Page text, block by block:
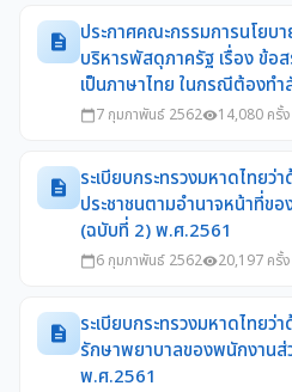
description
ประกาศคณะกรรมการนโยบ
บริหารพัสดุภาครัฐ เรื่อง ข้
เป็นภาษาไทย ในกรณีต้องท
calendar_today7 กุมภาพันธ์ 2562visibility14,080 ครั้ง
description
ระเบียบกระทรวงมหาดไทยว่
ประชาชนตามอำนาจหน้าที่ข
(ฉบับที่ 2) พ.ศ.2561
calendar_today6 กุมภาพันธ์ 2562visibility20,197 ครั้ง
description
ระเบียบกระทรวงมหาดไทยว่
รักษาพยาบาลของพนักงาน
พ.ศ.2561